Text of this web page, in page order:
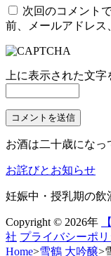
次回のコメント
前、メールアドレス
上に表示された文字
お酒は二十歳になっ
お詫びとお知らせ
妊娠中・授乳期の飲
Copyright © 2026年
社 プライバシーポ
Home>雪鶴 大吟醸>